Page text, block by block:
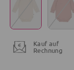
Kauf auf
Rechnung